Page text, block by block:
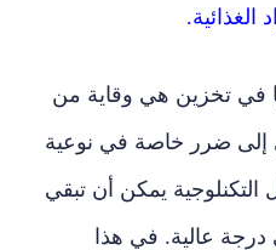
هي وقاية من
خاصة في نوعية
يمكن أن تبقي
عالية. في هذا